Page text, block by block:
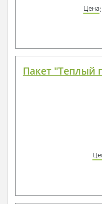
Цена
Пакет "Теплый